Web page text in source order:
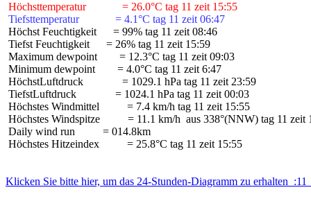
Höchsttemperatur             = 26.0°C tag 11 zeit 15:55
Tiefsttemperatur             = 4.1°C tag 11 zeit 06:47
Höchst Feuchtigkeit      = 99% tag 11 zeit 08:46
Tiefst Feuchtigkeit      = 26% tag 11 zeit 15:59
Maximum dewpoint        = 12.3°C tag 11 zeit 09:03
Minimum dewpoint        = 4.0°C tag 11 zeit 6:47
HöchstLuftdruck              = 1029.1 hPa tag 11 zeit 23:59
TiefstLuftdruck              = 1024.1 hPa tag 11 zeit 00:03
Höchstes Windmittel          = 7.4 km/h tag 11 zeit 15:55
Höchstes Windspitze          = 11.1 km/h  aus 338°(NNW) tag 11 zeit
Daily wind run          = 014.8km
Höchstes Hitzeindex          = 25.8°C tag 11 zeit 15:55
Klicken Sie bitte hier, um das 24-Stunden-Diagramm zu erhalten  :11